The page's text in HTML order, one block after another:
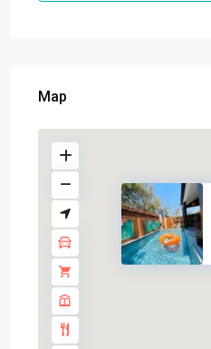
Map